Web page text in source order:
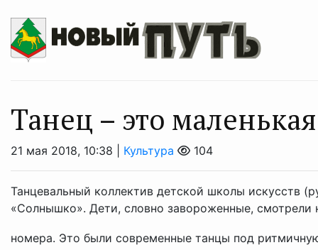
Танец – это
21 мая 2018, 10:38 | Культура 104
Танцевальный коллектив детской школы искусств
«Солнышко». Дети, словно завороженные,
номера. Это были современные танцы под